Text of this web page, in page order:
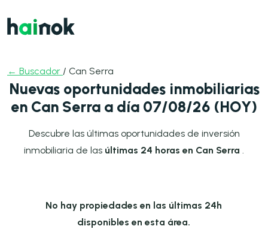
← Buscador / Can Serra
Nuevas oportunidades inmobiliarias
en Can Serra a día 07/08/26 (HOY)
Descubre las últimas oportunidades de inversión
inmobiliaria de las últimas 24 horas en Can Serra
No hay propiedades en las últimas 24h
disponibles en esta área.